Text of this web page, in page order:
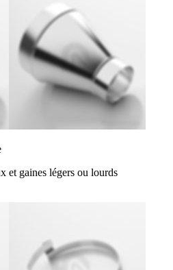
et gaines légers ou lourds